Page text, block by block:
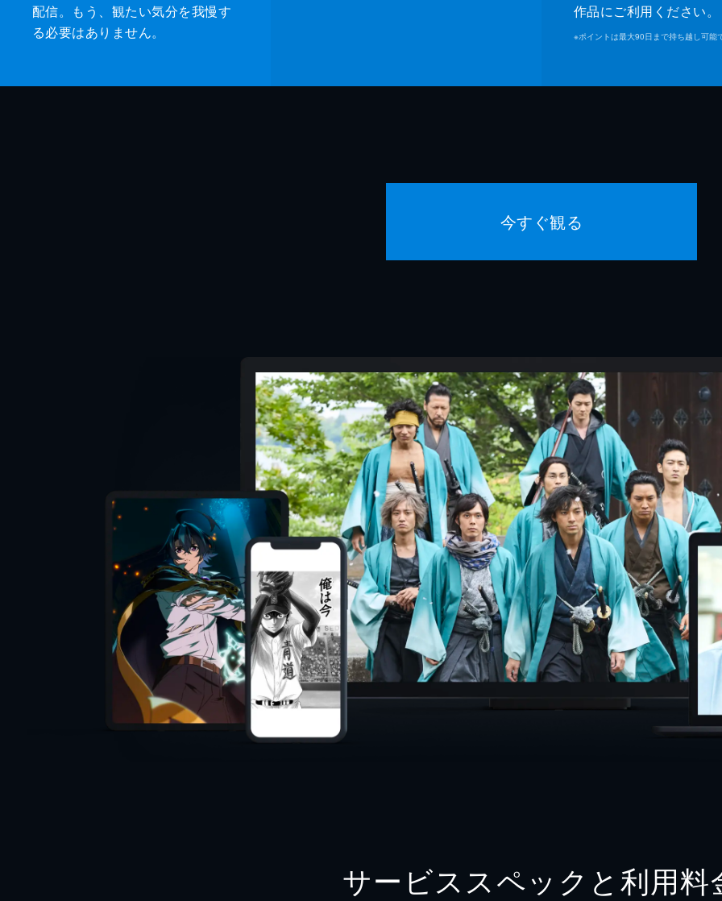
配信。もう、観たい気分を我慢す
る必要はありません。
作品にご利用ください。
※ポイントは最大90日まで持ち越し可能
今すぐ観る
サービススペックと利用料